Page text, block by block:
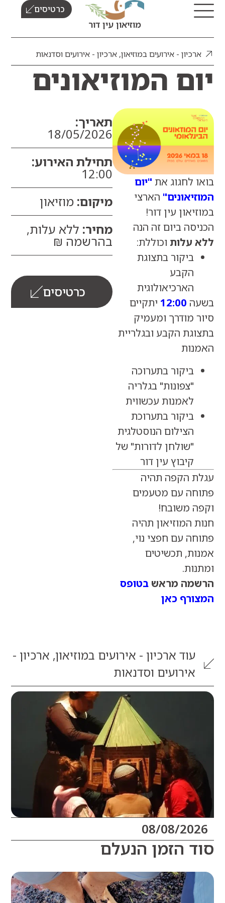
מוזיאון עין דור
כרטיסים
- אירועים במוזיאון,ארכיון - אירועים וסדנאות
המוזיאונים
תאריך:
18/05/2026
תחילת האירוע:
12:00
מיקום:מוזיאון
מחיר:ללא עלות,
בהרשמה ₪
כרטיסים
לחגוג את"יום
הארצי
עין דור!
ביום זה הנה
וכוללת:
ביקור בתצוגת
הארכיאולוגית
12:00 יתקיים
מודרך ומעמיק
הקבע ובגלריית
ביקור בתערוכה
"צפונות" בגלריה
לאמנות עכשווית
ביקור בתערוכת
הצילום הנוסטלגית
"שולחן לדורות" של
קיבוץ עין דור
הקפה תהיה
עם מטעמים
משובח!
המוזיאון תהיה
עם חפצי נוי,
תכשיטים
מראש בטופס
כאן
עוד ארכיון - אירועים במוזיאון,ארכיון -
אירועים וסדנאות
08/08/
הזמן הנעלם